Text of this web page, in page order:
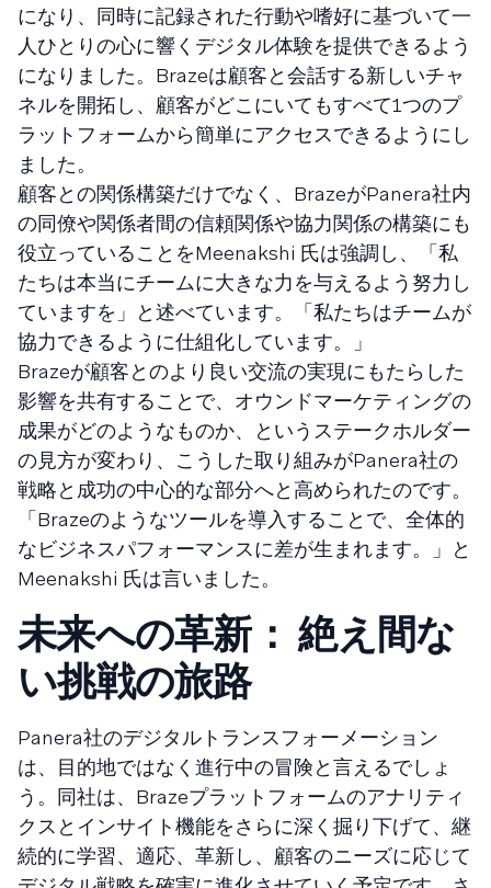
になり、同時に記録された行動や嗜好に基づいて一
人ひとりの心に響くデジタル体験を提供できるよう
になりました。Brazeは顧客と会話する新しいチャ
ネルを開拓し、顧客がどこにいてもすべて1つのプ
ラットフォームから簡単にアクセスできるようにし
ました。
顧客との関係構築だけでなく、BrazeがPanera社内
の同僚や関係者間の信頼関係や協力関係の構築にも
役立っていることをMeenakshi 氏は強調し、「私
たちは本当にチームに大きな力を与えるよう努力し
ていますを」と述べています。「私たちはチームが
協力できるように仕組化しています。」
Brazeが顧客とのより良い交流の実現にもたらした
影響を共有することで、オウンドマーケティングの
成果がどのようなものか、というステークホルダー
の見方が変わり、こうした取り組みがPanera社の
戦略と成功の中心的な部分へと高められたのです。
「Brazeのようなツールを導入することで、全体的
なビジネスパフォーマンスに差が生まれます。」と
Meenakshi 氏は言いました。
未来への革新： 絶え間な
い挑戦の旅路
Panera社のデジタルトランスフォーメーション
は、目的地ではなく進行中の冒険と言えるでしょ
う。同社は、Brazeプラットフォームのアナリティ
クスとインサイト機能をさらに深く掘り下げて、継
続的に学習、適応、革新し、顧客のニーズに応じて